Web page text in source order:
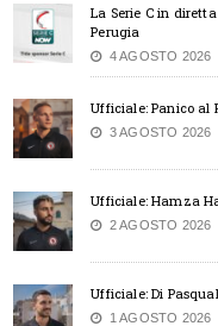
La Serie C in
Perugia
4 AGOSTO 2026
Ufficiale: Panico al
3 AGOSTO 2026
Ufficiale: Hamza
2 AGOSTO 2026
Ufficiale: Di
1 AGOSTO 2026